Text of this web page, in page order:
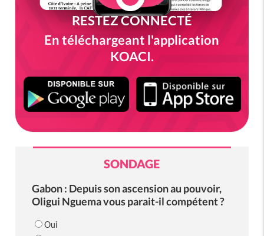
RESTEZ CONNECTÉ
En téléchargeant l'application
KOACI.
SONDAGE
Gabon : Depuis son ascension au pouvoir,
Oligui Nguema vous parait-il compétent ?
Oui